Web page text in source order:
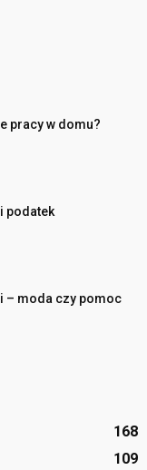
pracy w domu?
podatek
– moda czy pomoc
168
109